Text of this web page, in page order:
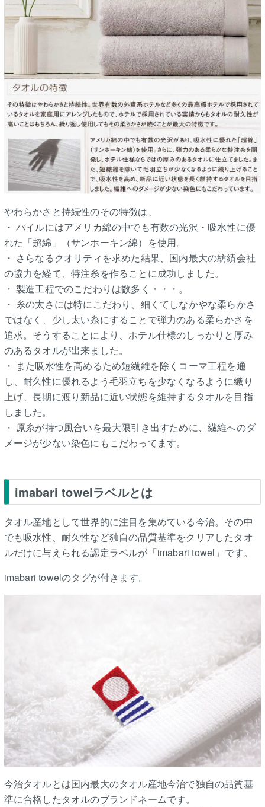
やわらかさと持続性のその特徴は、
・ パイルにはアメリカ綿の中でも有数の光沢・吸水性に優
れた「超綿」（サンホーキン綿）を使用。
・ さらなるクオリティを求めた結果、国内最大の紡績会社
の協力を経て、特注糸を作ることに成功しました。
・ 製造工程でのこだわりは数多く・・・。
・ 糸の太さには特にこだわり、細くてしなかやな柔らかさ
ではなく、少し太い糸にすることで弾力のある柔らかさを
追求。そうすることにより、ホテル仕様のしっかりと厚み
のあるタオルが出来ました。
・ また吸水性を高めるため短繊維を除くコーマ工程を通
し、耐久性に優れるよう毛羽立ちを少なくなるように織り
上げ、長期に渡り新品に近い状態を維持するタオルを目指
しました。
・ 原糸が持つ風合いを最大限引き出すために、繊維へのダ
メージが少ない染色にもこだわってます。
imabari towelラベルとは
タオル産地として世界的に注目を集めている今治。その中
でも吸水性、耐久性など独自の品質基準をクリアしたタオ
ルだけに与えられる認定ラベルが「imabari towel」です。
imabari towelのタグが付きます。
今治タオルとは国内最大のタオル産地今治で独自の品質基
準に合格したタオルのブランドネームです。